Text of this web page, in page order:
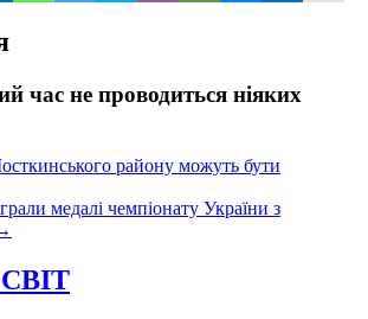
час не проводиться ніяких
району можуть бути
медалі чемпіонату України з